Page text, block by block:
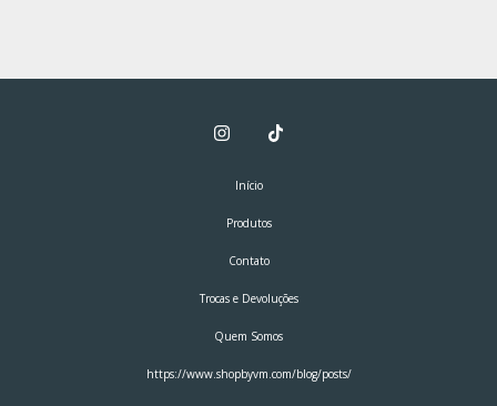
Início
Produtos
Contato
Trocas e Devoluções
Quem Somos
https://www.shopbyvm.com/blog/posts/